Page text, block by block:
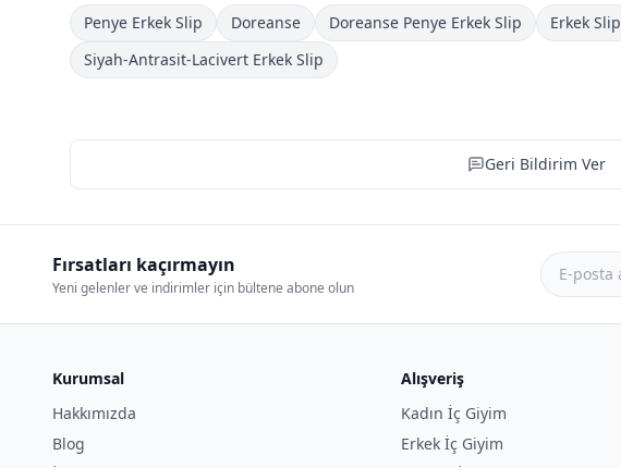
Penye Erkek Slip Doreanse Doreanse Penye Erkek Slip Erkek Slip
Siyah-Antrasit-Lacivert Erkek Slip
Geri Bildirim Ver
Fırsatları kaçırmayın
Yeni gelenler ve indirimler için bültene abone olun
Kurumsal
Hakkımızda
Blog
Alışveriş
Kadın İç Giyim
Erkek İç Giyim